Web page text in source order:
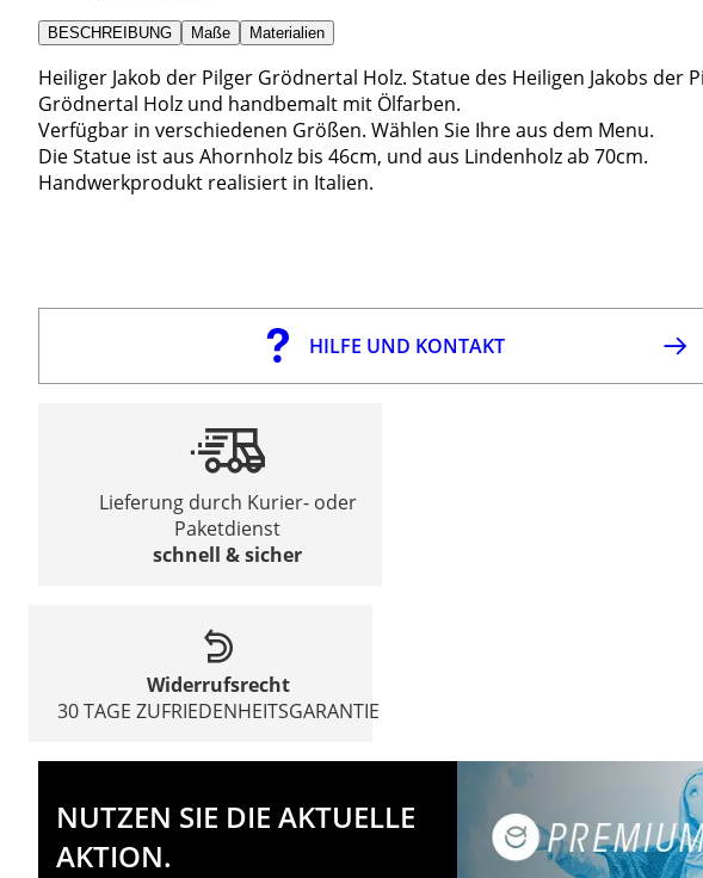
BESCHREIBUNG Maße Materialien
Heiliger Jakob der Pilger Grödnertal Holz. Statue des Heiligen Jakobs der
Grödnertal Holz und handbemalt mit Ölfarben.
Verfügbar in verschiedenen Größen. Wählen Sie Ihre aus dem Menu.
Die Statue ist aus Ahornholz bis 46cm, und aus Lindenholz ab 70cm.
Handwerkprodukt realisiert in Italien.
HILFE UND KONTAKT
Lieferung durch Kurier- oder
Paketdienst
schnell & sicher
Widerrufsrecht
30 TAGE ZUFRIEDENHEITSGARANTIE
NUTZEN SIE DIE AKTUELLE
AKTION.